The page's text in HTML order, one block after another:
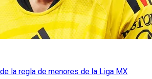
la regla de menores de la Liga MX